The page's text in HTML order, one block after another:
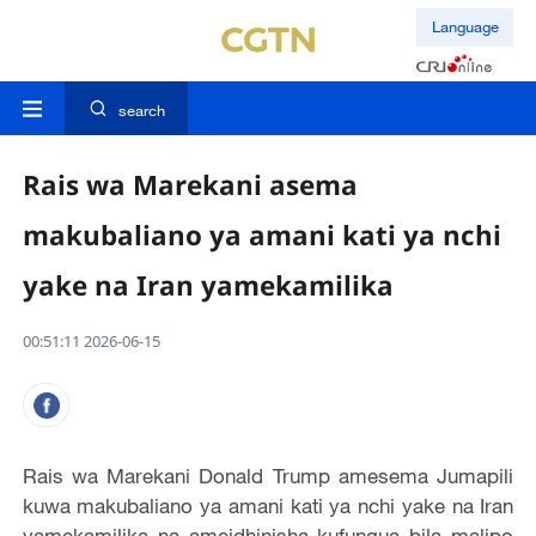
Language
search
Rais wa Marekani asema
makubaliano ya amani kati ya nchi
yake na Iran yamekamilika
00:51:11 2026-06-15
Rais wa Marekani Donald Trump amesema Jumapili
kuwa makubaliano ya amani kati ya nchi yake na Iran